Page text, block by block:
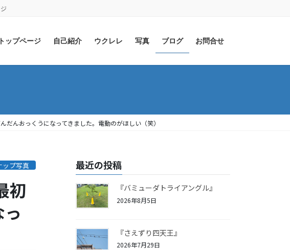
トップページ 自己紹介 ウクレレ 写真 ブログ お問合せ
だんおっくうになってきました。電動のがほしい（笑）
ップ写真
初
最近の投稿
『バミューダトライアングル』
2026年8月5日
『さえずり四天王』
2026年7月29日